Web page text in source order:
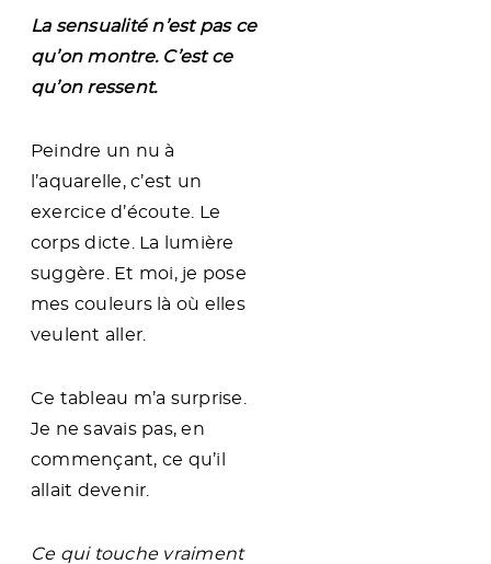
e
La sensualité n’est pas ce
qu’on montre. C’est ce
qu’on ressent.
Peindre un nu à
l’aquarelle, c’est un
exercice d’écoute. Le
corps dicte. La lumière
suggère. Et moi, je pose
mes couleurs là où elles
veulent aller.
Ce tableau m’a surprise.
Je ne savais pas, en
commençant, ce qu’il
allait devenir.
Ce qui touche vraiment